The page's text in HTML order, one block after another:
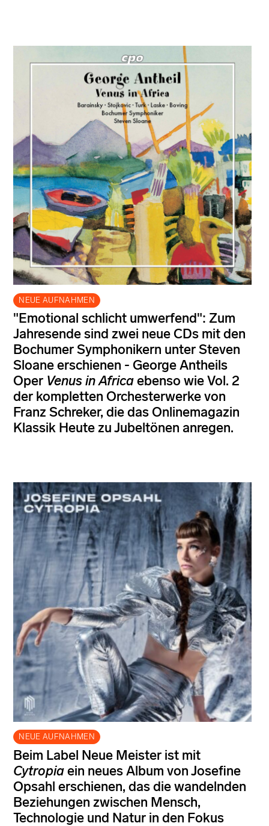
NEUE AUFNAHMEN
"Emotional schlicht umwerfend": Zum
Jahresende sind zwei neue CDs mit den
Bochumer Symphonikern unter Steven
Sloane erschienen - George Antheils
Oper Venus in Africaebenso wie Vol. 2
der kompletten Orchesterwerke von
Franz Schreker, die das Onlinemagazin
Klassik Heute zu Jubeltönen anregen.
NEUE AUFNAHMEN
Beim Label Neue Meister ist mit
Cytropiaein neues Album von Josefine
Opsahl erschienen, das die wandelnden
Beziehungen zwischen Mensch,
Technologie und Natur in den Fokus